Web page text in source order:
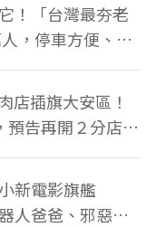
！「台灣最夯老
，停車方便、特
店插旗大安區！
預告再開２分店、
新電影旗艦
人爸爸、邪惡正